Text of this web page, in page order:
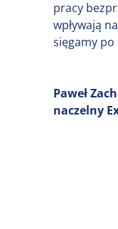
pracy
wpływają
sięgamy
Paweł
naczelny